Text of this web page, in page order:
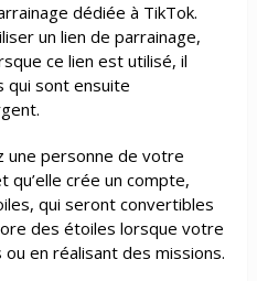
dédiée à TikTok.
un lien de parrainage,
ce lien est utilisé, il
qui sont ensuite
une personne de votre
crée un compte,
qui seront convertibles
des étoiles lorsque votre
en réalisant des missions.